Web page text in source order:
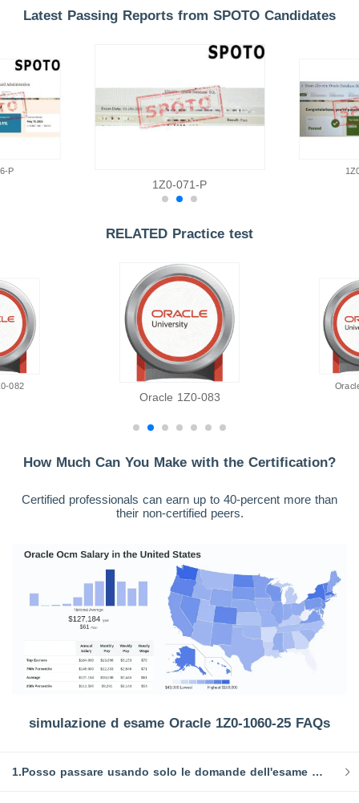
Latest Passing Reports from SPOTO Candidates
P
1Z0-071-P
RELATED Practice test
082
Oracle 1Z0-083
How Much Can You Make with the Certification?
Certified professionals can earn up to 40-percent more than
their non-certified peers.
simulazione d esame Oracle 1Z0-1060-25 FAQs
1.Posso passare usando solo le domande dell'esame Oracle 1Z0-1060-25?